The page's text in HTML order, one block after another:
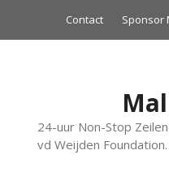
Contact Sponsor
24-uur Non-Stop
vd Weijden